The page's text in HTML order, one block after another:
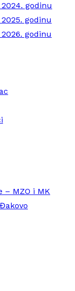
godinu
godinu
godinu
MZO i MK